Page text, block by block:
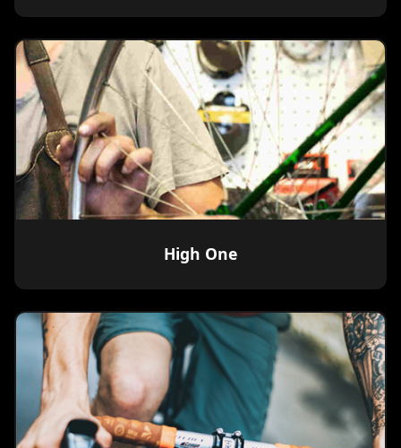
High One